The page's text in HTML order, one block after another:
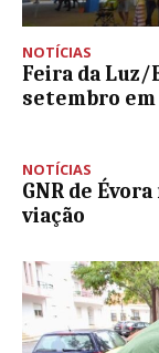
NOTÍCIAS
Feira da Luz/
setembro
NOTÍCIAS
GNR de
viação